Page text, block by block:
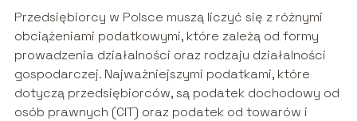
Przedsiębiorcy w Polsce muszą liczyć się z różnymi
obciążeniami podatkowymi, które zależą od formy
prowadzenia działalności oraz rodzaju działalności
gospodarczej. Najważniejszymi podatkami, które
dotyczą przedsiębiorców, są podatek dochodowy od
osób prawnych (CIT) oraz podatek od towarów i